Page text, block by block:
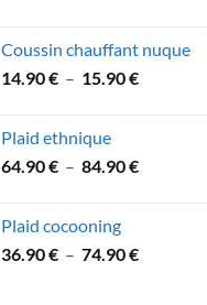
31.90 €
à
Coussin chauffant nuque
14.90€ – 15.90€Plage
à
Plaid ethnique
64.90€ – 84.90€Plage
à
Plaid cocooning
36.90€ – 74.90€Plage